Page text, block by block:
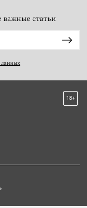
статьи
данных
18+